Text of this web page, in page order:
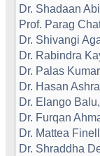
Dr. Shadaan
Prof. Parag
Dr. Shivangi
Dr. Rabindra
Dr. Palas
Dr. Hasan
Dr. Elango
Dr. Furqan
Dr. Mattea
Dr. Shraddha